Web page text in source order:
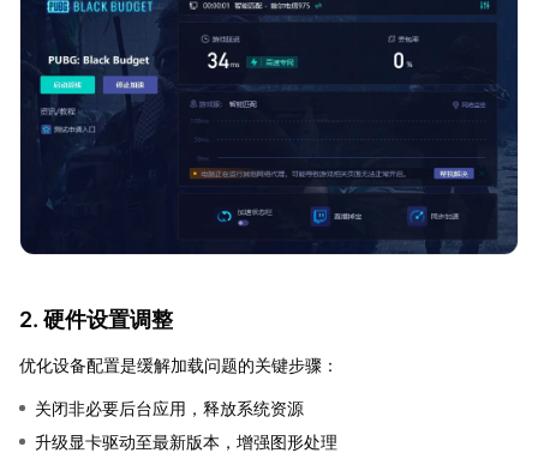
2. 硬件设置调整
优化设备配置是缓解加载问题的关键步骤：
关闭非必要后台应用，释放系统资源
升级显卡驱动至最新版本，增强图形处理